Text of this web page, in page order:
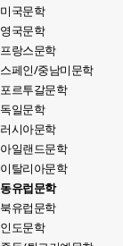
미국문학
영국문학
프랑스문학
스페인/중남미문학
포르투갈문학
독일문학
러시아문학
아일랜드문학
이탈리아문학
동유럽문학
북유럽문학
인도문학